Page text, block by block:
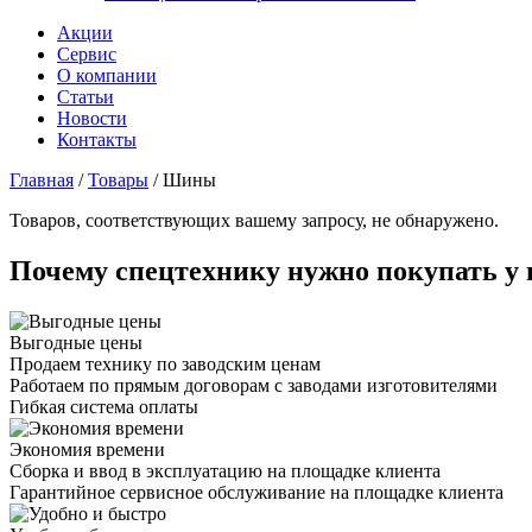
Акции
Сервис
О компании
Статьи
Новости
Контакты
Главная /Товары /Шины
Товаров, соответствующих вашему запросу, не обнаружено.
Почему спецтехнику нужно покупать у
Выгодные цены
Продаем технику по заводским ценам
Работаем по прямым договорам с заводами изготовителями
Гибкая система оплаты
Экономия времени
Сборка и ввод в эксплуатацию на площадке клиента
Гарантийное сервисное обслуживание на площадке клиента